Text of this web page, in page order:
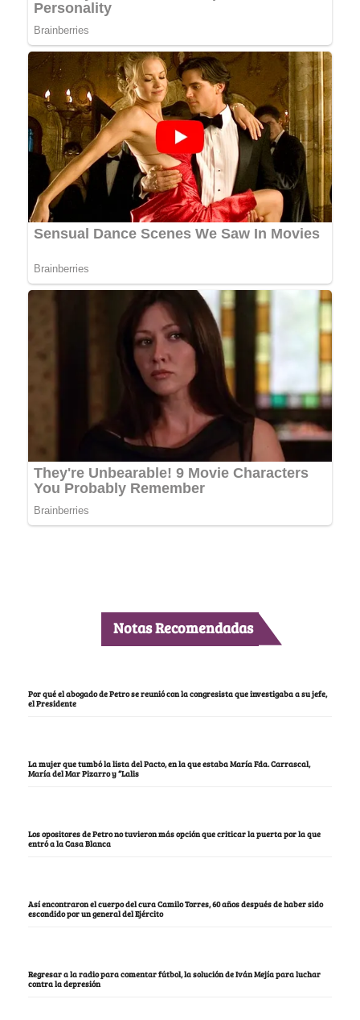
Notas Recomendadas
Por qué el abogado de Petro se reunió con la congresista que investigaba a su jefe,
el Presidente
La mujer que tumbó la lista del Pacto, en la que estaba María Fda. Carrascal,
María del Mar Pizarro y “Lalis
Los opositores de Petro no tuvieron más opción que criticar la puerta por la que
entró a la Casa Blanca
Así encontraron el cuerpo del cura Camilo Torres, 60 años después de haber sido
escondido por un general del Ejército
Regresar a la radio para comentar fútbol, la solución de Iván Mejía para luchar
contra la depresión